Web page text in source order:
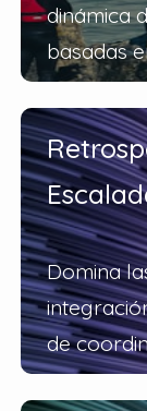
dinámica
basadas
Domina
de